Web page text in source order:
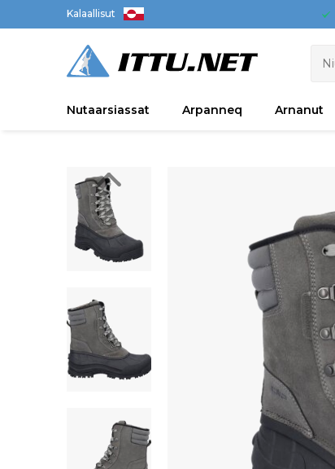
Kalaallisut
Nutaarsiassat Arpanneq Arnanut